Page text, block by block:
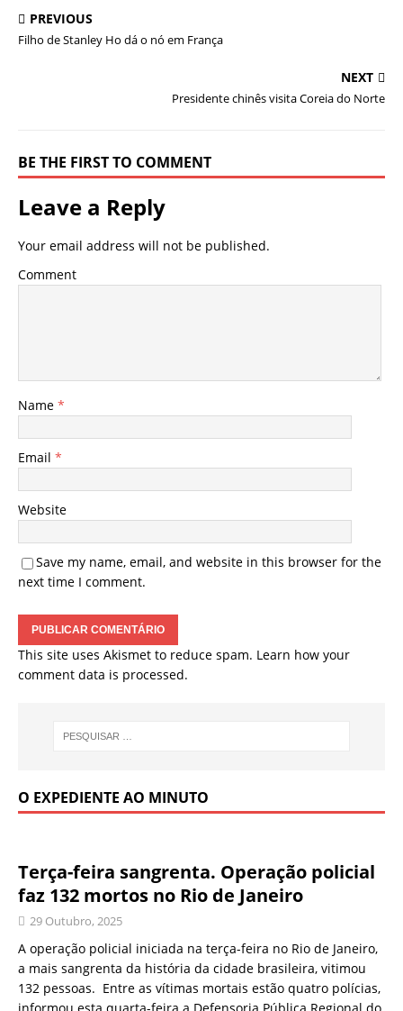
PREVIOUS
Filho de Stanley Ho dá o nó em França
NEXT
Presidente chinês visita Coreia do Norte
BE THE FIRST TO COMMENT
Leave a Reply
Your email address will not be published.
Comment
Name *
Email *
Website
Save my name, email, and website in this browser for the
next time I comment.
This site uses Akismet to reduce spam. Learn how your
comment data is processed.
O EXPEDIENTE AO MINUTO
Terça-feira sangrenta. Operação policial
faz 132 mortos no Rio de Janeiro
29 Outubro, 2025
A operação policial iniciada na terça-feira no Rio de Janeiro,
a mais sangrenta da história da cidade brasileira, vitimou
132 pessoas. Entre as vítimas mortais estão quatro polícias,